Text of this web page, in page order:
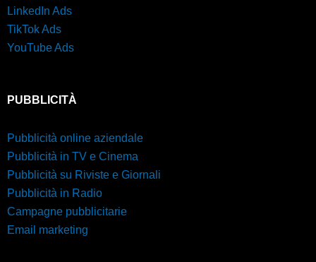
LinkedIn Ads
TikTok Ads
YouTube Ads
PUBBLICITÀ
Pubblicità online aziendale
Pubblicità in TV e Cinema
Pubblicità su Riviste e Giornali
Pubblicità in Radio
Campagne pubblicitarie
Email marketing